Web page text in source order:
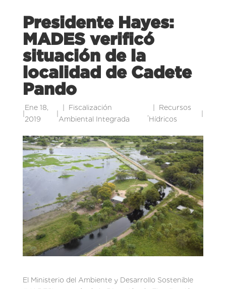
Presidente Hayes:
MADES verificó
situación de la
localidad de Cadete
Pando
|
Ene 18,
2019
|
Fiscalización
Ambiental Integrada
,
Recursos
Hídricos
|
El Ministerio del Ambiente y Desarrollo Sostenible